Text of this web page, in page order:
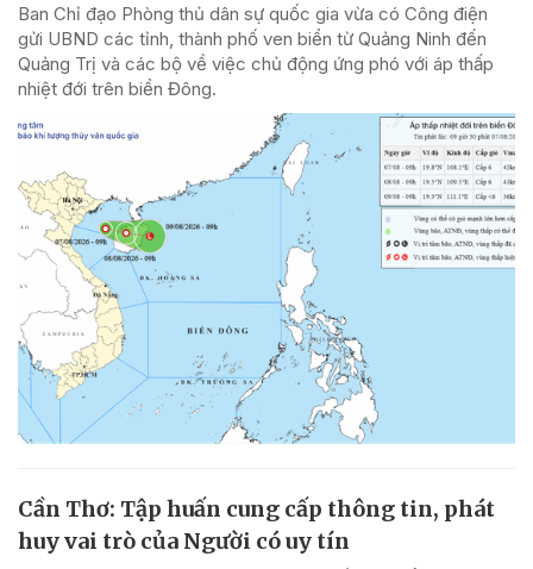
Ban Chỉ đạo Phòng thủ dân sự quốc gia vừa có Công điện
gửi UBND các tỉnh, thành phố ven biển từ Quảng Ninh đến
Quảng Trị và các bộ về việc chủ động ứng phó với áp thấp
nhiệt đới trên biển Đông.
Cần Thơ: Tập huấn cung cấp thông tin, phát
huy vai trò của Người có uy tín